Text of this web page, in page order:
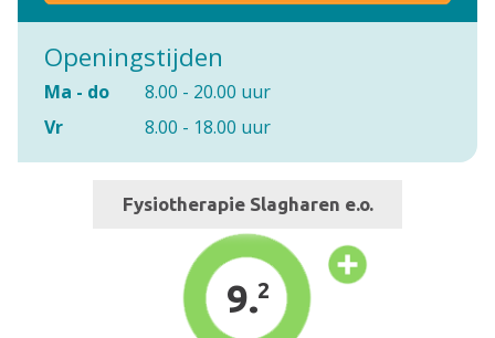
Openingstijden
Ma - do
8.00 - 20.00 uur
Vr
8.00 - 18.00 uur